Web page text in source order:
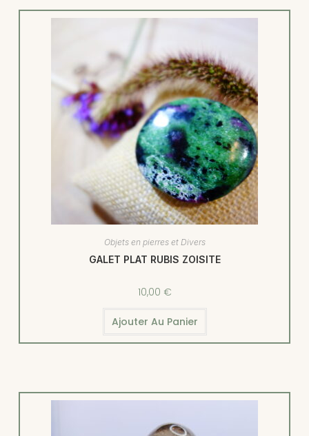
Objets en pierres et Divers
GALET PLAT RUBIS ZOISITE
10,00 €
Ajouter Au Panier